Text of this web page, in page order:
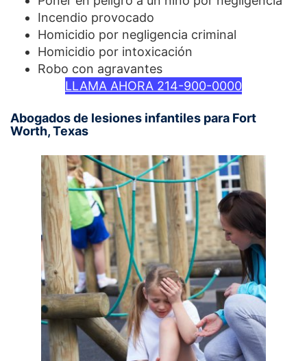
Incendio provocado
Homicidio por negligencia criminal
Homicidio por intoxicación
Robo con agravantes
LLAMA AHORA 214-900-0000
Abogados de lesiones infantiles para Fort
Worth, Texas